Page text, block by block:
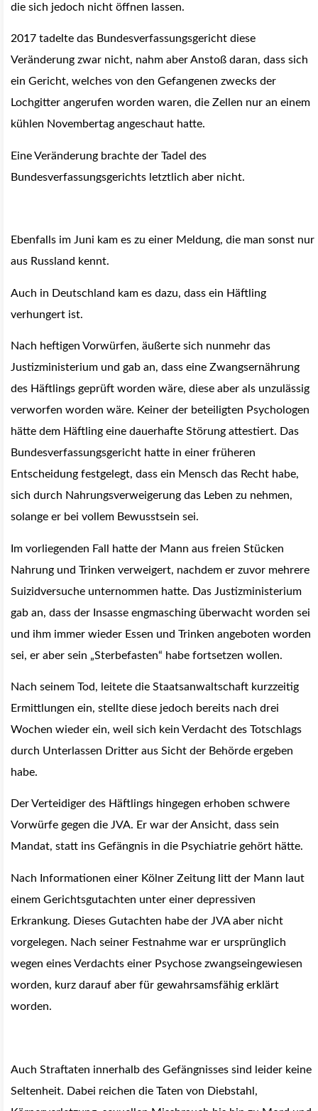
die sich jedoch nicht öffnen lassen.
2017 tadelte das Bundesverfassungsgericht diese
Veränderung zwar nicht, nahm aber Anstoß daran, dass sich
ein Gericht, welches von den Gefangenen zwecks der
Lochgitter angerufen worden waren, die Zellen nur an einem
kühlen Novembertag angeschaut hatte.
Eine Veränderung brachte der Tadel des
Bundesverfassungsgerichts letztlich aber nicht.
Ebenfalls im Juni kam es zu einer Meldung, die man sonst nur
aus Russland kennt.
Auch in Deutschland kam es dazu, dass ein Häftling
verhungert ist.
Nach heftigen Vorwürfen, äußerte sich nunmehr das
Justizministerium und gab an, dass eine Zwangsernährung
des Häftlings geprüft worden wäre, diese aber als unzulässig
verworfen worden wäre. Keiner der beteiligten Psychologen
hätte dem Häftling eine dauerhafte Störung attestiert. Das
Bundesverfassungsgericht hatte in einer früheren
Entscheidung festgelegt, dass ein Mensch das Recht habe,
sich durch Nahrungsverweigerung das Leben zu nehmen,
solange er bei vollem Bewusstsein sei.
Im vorliegenden Fall hatte der Mann aus freien Stücken
Nahrung und Trinken verweigert, nachdem er zuvor mehrere
Suizidversuche unternommen hatte. Das Justizministerium
gab an, dass der Insasse engmasching überwacht worden sei
und ihm immer wieder Essen und Trinken angeboten worden
sei, er aber sein „Sterbefasten“ habe fortsetzen wollen.
Nach seinem Tod, leitete die Staatsanwaltschaft kurzzeitig
Ermittlungen ein, stellte diese jedoch bereits nach drei
Wochen wieder ein, weil sich kein Verdacht des Totschlags
durch Unterlassen Dritter aus Sicht der Behörde ergeben
habe.
Der Verteidiger des Häftlings hingegen erhoben schwere
Vorwürfe gegen die JVA. Er war der Ansicht, dass sein
Mandat, statt ins Gefängnis in die Psychiatrie gehört hätte.
Nach Informationen einer Kölner Zeitung litt der Mann laut
einem Gerichtsgutachten unter einer depressiven
Erkrankung. Dieses Gutachten habe der JVA aber nicht
vorgelegen. Nach seiner Festnahme war er ursprünglich
wegen eines Verdachts einer Psychose zwangseingewiesen
worden, kurz darauf aber für gewahrsamsfähig erklärt
worden.
Auch Straftaten innerhalb des Gefängnisses sind leider keine
Seltenheit. Dabei reichen die Taten von Diebstahl,